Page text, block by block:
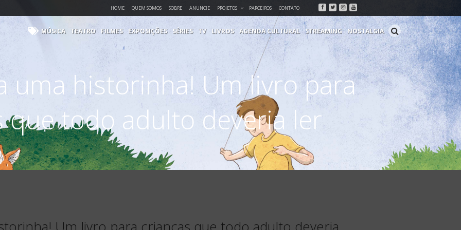
HOME QUEM SOMOS SOBRE ANUNCIE PROJETOS PARCEIROS CONTATO Facebook
Twitter
Instagram
Youtube
MÚSICA TEATRO FILMES EXPOSIÇÕES SÉRIES TV LIVROS AGENDA CULTURAL STREAMING NOSTALGIA
uma historinha! Um livro para
que todo adulto deveria ler
Um livro para crianças que todo adulto deveria